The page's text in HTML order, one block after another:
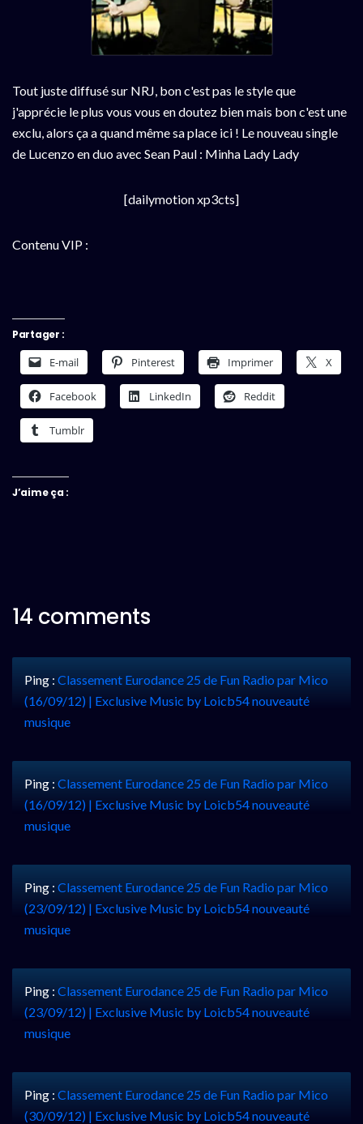
Tout juste diffusé sur NRJ, bon c'est pas le style que
j'apprécie le plus vous vous en doutez bien mais bon c'est une
exclu, alors ça a quand même sa place ici ! Le nouveau single
de Lucenzo en duo avec Sean Paul : Minha Lady Lady
[dailymotion xp3cts]
Contenu VIP :
Partager :
E-mail Pinterest Imprimer X
Facebook LinkedIn Reddit
Tumblr
J’aime ça :
14 comments
Ping : Classement Eurodance 25 de Fun Radio par Mico
(16/09/12) | Exclusive Music by Loicb54 nouveauté
musique
Ping : Classement Eurodance 25 de Fun Radio par Mico
(16/09/12) | Exclusive Music by Loicb54 nouveauté
musique
Ping : Classement Eurodance 25 de Fun Radio par Mico
(23/09/12) | Exclusive Music by Loicb54 nouveauté
musique
Ping : Classement Eurodance 25 de Fun Radio par Mico
(23/09/12) | Exclusive Music by Loicb54 nouveauté
musique
Ping : Classement Eurodance 25 de Fun Radio par Mico
(30/09/12) | Exclusive Music by Loicb54 nouveauté